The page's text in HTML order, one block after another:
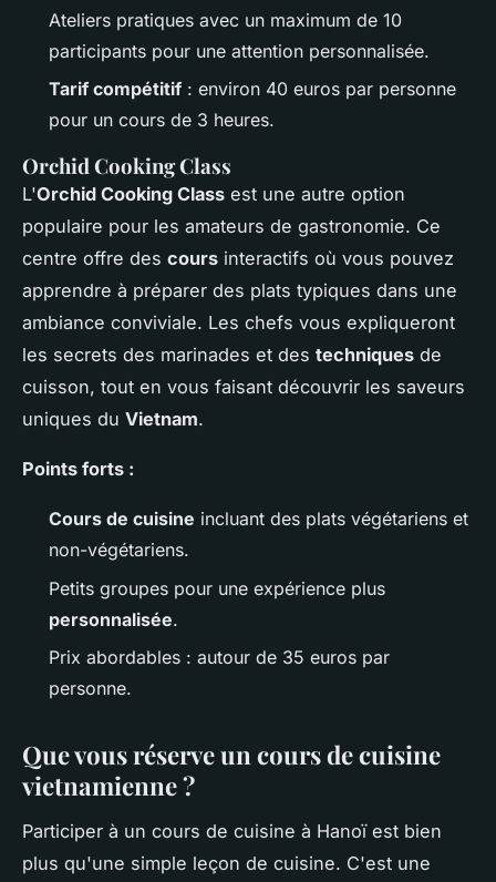
Ateliers pratiques avec un maximum de 10
participants pour une attention personnalisée.
Tarif compétitif : environ 40 euros par personne
pour un cours de 3 heures.
Orchid Cooking Class
L'Orchid Cooking Class est une autre option
populaire pour les amateurs de gastronomie. Ce
centre offre des cours interactifs où vous pouvez
apprendre à préparer des plats typiques dans une
ambiance conviviale. Les chefs vous expliqueront
les secrets des marinades et des techniques de
cuisson, tout en vous faisant découvrir les saveurs
uniques du Vietnam.
Points forts :
Cours de cuisine incluant des plats végétariens et
non-végétariens.
Petits groupes pour une expérience plus
personnalisée.
Prix abordables : autour de 35 euros par
personne.
Que vous réserve un cours de cuisine
vietnamienne ?
Participer à un cours de cuisine à Hanoï est bien
plus qu'une simple leçon de cuisine. C'est une